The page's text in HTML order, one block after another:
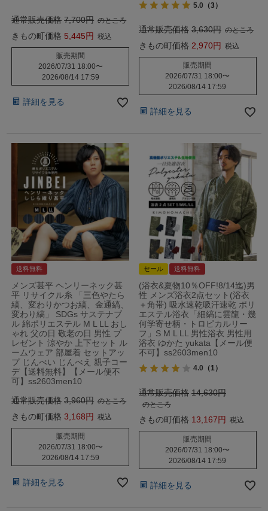
通常販売価格 7,700 のところ
きもの町価格 5,445 税込
販売期間
2026/07/31 18:00〜
2026/08/14 17:59
詳細を見る
5.0 （3）
通常販売価格 3,630 のところ
きもの町価格 2,970 税込
販売期間
2026/07/31 18:00〜
2026/08/14 17:59
詳細を見る
送料無料
メンズ甚平 ヘンリーネック甚
平 リサイクル糸 「三色やたら
縞、変わりかつお縞、金通縞、
変わり縞」 SDGs サステナブ
ル 綿ポリエステル M L LL おし
ゃれ 父の日 敬老の日 男性 プ
レゼント 涼やか 上下セット ル
ームウェア 部屋着 セットアッ
プ じんべい じんべえ 親子コー
デ【送料無料】【メール便不
可】ss2603men10
通常販売価格 3,960 のところ
きもの町価格 3,168 税込
販売期間
2026/07/31 18:00〜
2026/08/14 17:59
詳細を見る
セール 送料無料
(浴衣&夏物10％OFF!8/14迄)男
性 メンズ浴衣2点セット(浴衣
＋角帯) 吸水速乾吸汗速乾 ポリ
エステル浴衣「細縞に雲龍・幾
何学寄せ柄・トロピカルリー
フ」S M L LL 男性浴衣 男性用
浴衣 ゆかた yukata【メール便
不可】ss2603men10
4.0 （1）
通常販売価格 14,630
のところ
きもの町価格 13,167 税込
販売期間
2026/07/31 18:00〜
2026/08/14 17:59
詳細を見る